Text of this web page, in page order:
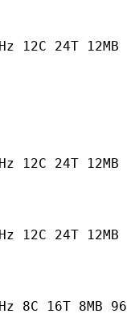
12C 24T 12MB
12C 24T 12MB
12C 24T 12MB
8C 16T 8MB